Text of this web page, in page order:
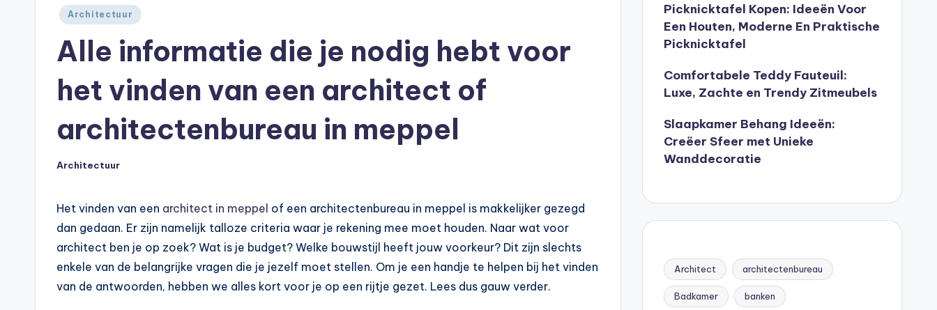
Geplaatst
Architectuur
Alle informatie die je nodig hebt voor
het vinden van een architect of
architectenbureau in meppel
Geplaatst
Architectuur
Het vinden van een architect in meppel of een architectenbureau in meppel is makkelijker gezegd
dan gedaan. Er zijn namelijk talloze criteria waar je rekening mee moet houden. Naar wat voor
architect ben je op zoek? Wat is je budget? Welke bouwstijl heeft jouw voorkeur? Dit zijn slechts
enkele van de belangrijke vragen die je jezelf moet stellen. Om je een handje te helpen bij het vinden
van de antwoorden, hebben we alles kort voor je op een rijtje gezet. Lees dus gauw verder.
Picknicktafel Kopen: Ideeën Voor
Een Houten, Moderne En Praktische
Picknicktafel
Comfortabele Teddy Fauteuil:
Luxe, Zachte en Trendy Zitmeubels
Slaapkamer Behang Ideeën:
Creëer Sfeer met Unieke
Wanddecoratie
Architect architectenbureau
Badkamer banken